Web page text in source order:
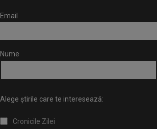
Email
Nume
Alege știrile care te interesează:
Cronicile Zilei